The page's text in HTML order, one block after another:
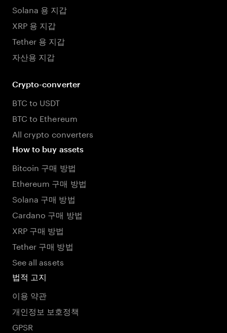
Solana 용 지갑
XRP 용 지갑
Tether 용 지갑
자산용 지갑
Crypto-converter
BTC to USDT
BTC to Ethereum
All crypto converters
How to buy assets
Bitcoin 구매 방법
Ethereum 구매 방법
Solana 구매 방법
Cardano 구매 방법
XRP 구매 방법
Tether 구매 방법
See all assets
법적 고지
이용 약관
개인정보 보호정책
GPSR